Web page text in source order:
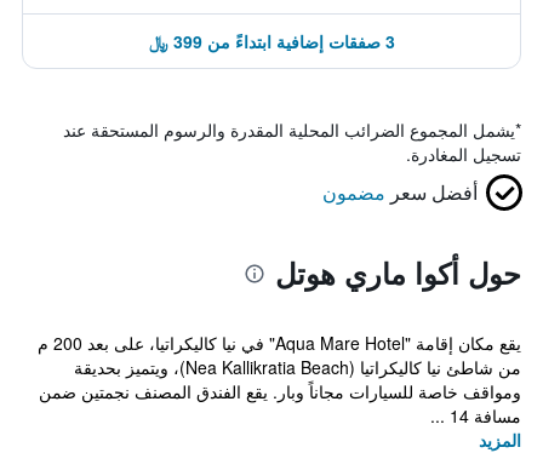
3 صفقات إضافية ابتداءً من 399 ﷼
*يشمل المجموع الضرائب المحلية المقدرة والرسوم المستحقة عند
تسجيل المغادرة.
أفضل سعر مضمون
حول أكوا ماري هوتل
يقع مكان إقامة "Aqua Mare Hotel" في نيا كاليكراتيا، على بعد 200 م
من شاطئ نيا كاليكراتيا (Nea Kallikratia Beach)، ويتميز بحديقة
ومواقف خاصة للسيارات مجاناً وبار. يقع الفندق المصنف نجمتين ضمن
مسافة 14 ...
المزيد